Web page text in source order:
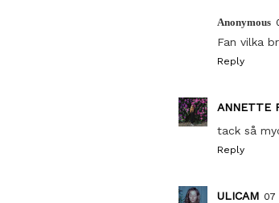
Anonymous
Fan vilka
Reply
ANNETTE
tack så
Reply
ULICAM 07